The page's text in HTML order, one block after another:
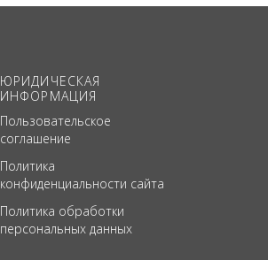
ЮРИДИЧЕСКАЯ
ИНФОРМАЦИЯ
Пользовательское
соглашение
Политика
конфиденциальности сайта
Политика обработки
персональных данных